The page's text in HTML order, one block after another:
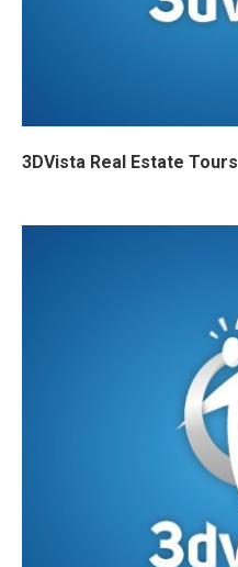
3DVista Real Estate Tours